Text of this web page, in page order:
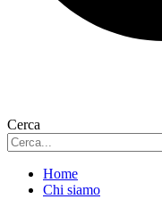
Cerca
Home
Chi siamo